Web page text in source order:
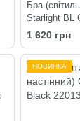
Бра
Starlight BL
1 620 грн
НОВИНКА